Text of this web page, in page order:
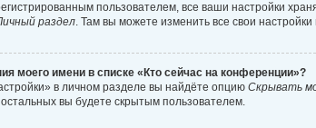
пользователем, все ваши настройки
раздел. Там вы можете изменить все свои
моего имени в списке «Кто сейчас на конференции»?
в личном разделе вы найдёте опцию Скрывать
вы будете скрытым пользователем.